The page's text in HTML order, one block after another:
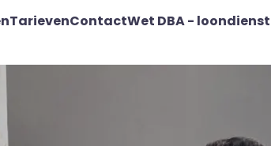
TarievenContactWet DBA - loondienst